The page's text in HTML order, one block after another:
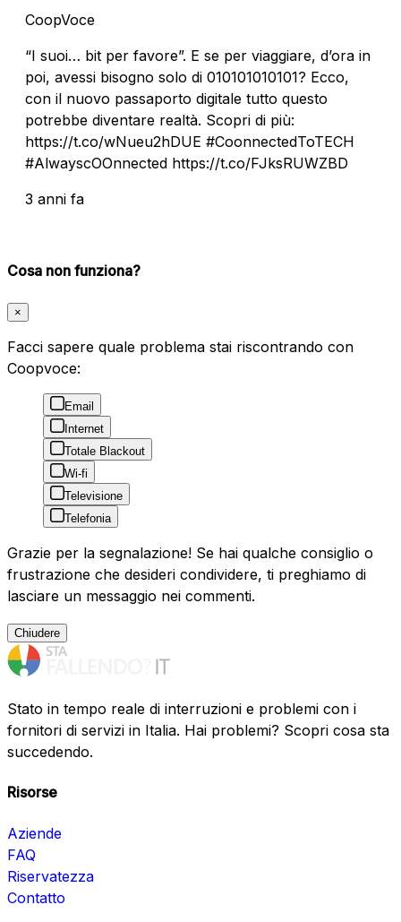
CoopVoce
“I suoi… bit per favore”. E se per viaggiare, d’ora in
poi, avessi bisogno solo di 010101010101? Ecco,
con il nuovo passaporto digitale tutto questo
potrebbe diventare realtà. Scopri di più:
https://t.co/wNueu2hDUE #CoonnectedToTECH
#AlwayscOOnnected https://t.co/FJksRUWZBD
3 anni fa
Cosa non funziona?
×
Facci sapere quale problema stai riscontrando con
Coopvoce:
Email
Internet
Totale Blackout
Wi-fi
Televisione
Telefonia
Grazie per la segnalazione! Se hai qualche consiglio o
frustrazione che desideri condividere, ti preghiamo di
lasciare un messaggio nei commenti.
Chiudere
Stato in tempo reale di interruzioni e problemi con i
fornitori di servizi in Italia. Hai problemi? Scopri cosa sta
succedendo.
Risorse
Aziende
FAQ
Riservatezza
Contatto